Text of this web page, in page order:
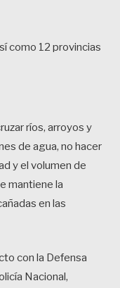
como 12 provincias
ríos, arroyos y
de agua, no hacer
y el volumen de
mantiene la
en las
con la Defensa
Nacional,